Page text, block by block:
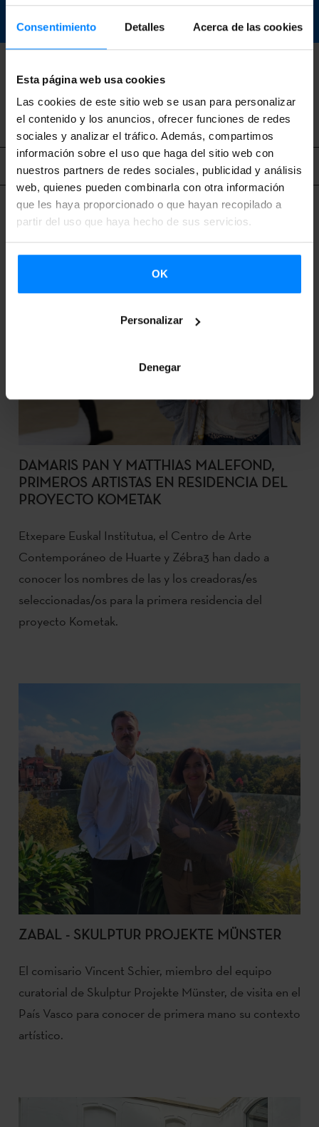
Consentimiento Detalles Acerca de las cookies
Esta página web usa cookies
Las cookies de este sitio web se usan para personalizar
el contenido y los anuncios, ofrecer funciones de redes
sociales y analizar el tráfico. Además, compartimos
información sobre el uso que haga del sitio web con
nuestros partners de redes sociales, publicidad y análisis
web, quienes pueden combinarla con otra información
que les haya proporcionado o que hayan recopilado a
partir del uso que haya hecho de sus servicios.
OK
Personalizar
Denegar
VOLVER
Contenido relacionado
DAMARIS PAN Y MATTHIAS MALEFOND,
PRIMEROS ARTISTAS EN RESIDENCIA DEL
PROYECTO KOMETAK
Etxepare Euskal Institutua, el Centro de Arte
Contemporáneo de Huarte y Zébra3 han dado a
conocer los nombres de las y los creadoras/es
seleccionadas/os para la primera residencia del
proyecto Kometak.
ZABAL - SKULPTUR PROJEKTE MÜNSTER
El comisario Vincent Schier, miembro del equipo
curatorial de Skulptur Projekte Münster, de visita en el
País Vasco para conocer de primera mano su contexto
artístico.